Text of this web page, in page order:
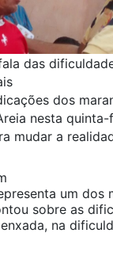
das
dos
nesta
mudar a
um dos
sobre as
na